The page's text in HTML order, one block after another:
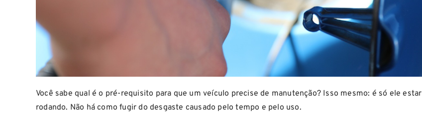
Você sabe qual é o pré-requisito para que um veículo precise de manutenção? Isso mesmo: é só ele estar
rodando. Não há como fugir do desgaste causado pelo tempo e pelo uso.